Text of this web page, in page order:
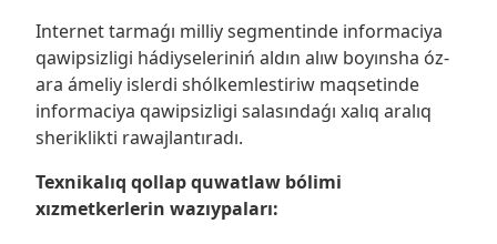
Internet tarmaǵı milliy segmentinde informaciya
qawipsizligi hádiyseleriniń aldın alıw boyınsha óz-
ara ámeliy islerdi shólkemlestiriw maqsetinde
informaciya qawipsizligi salasındaǵı xalıq aralıq
sheriklikti rawajlantıradı.
Texnikalıq qollap quwatlaw bólimi
xızmetkerlerin wazıypaları: